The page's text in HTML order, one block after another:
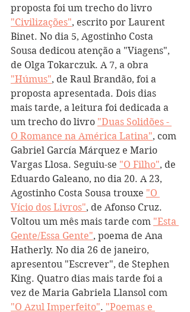
proposta foi um trecho do livro
"Civilizações", escrito por Laurent
Binet. No dia 5, Agostinho Costa
Sousa dedicou atenção a "Viagens",
de Olga Tokarczuk. A 7, a obra
"Húmus", de Raul Brandão, foi a
proposta apresentada. Dois dias
mais tarde, a leitura foi dedicada a
um trecho do livro "Duas Solidões -
O Romance na América Latina", com
Gabriel García Márquez e Mario
Vargas Llosa. Seguiu-se "O Filho", de
Eduardo Galeano, no dia 20. A 23,
Agostinho Costa Sousa trouxe "O
Vício dos Livros", de Afonso Cruz.
Voltou um mês mais tarde com "Esta
Gente/Essa Gente", poema de Ana
Hatherly. No dia 26 de janeiro,
apresentou "Escrever", de Stephen
King. Quatro dias mais tarde foi a
vez de Maria Gabriela Llansol com
"O Azul Imperfeito". "Poemas e